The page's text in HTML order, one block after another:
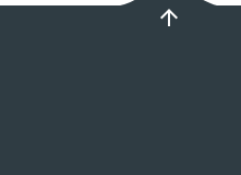
arrow_upward